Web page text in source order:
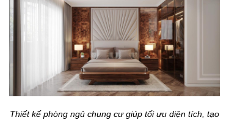
Thiết kế phòng ngủ chung cư giúp tối ưu diện tích, tạo